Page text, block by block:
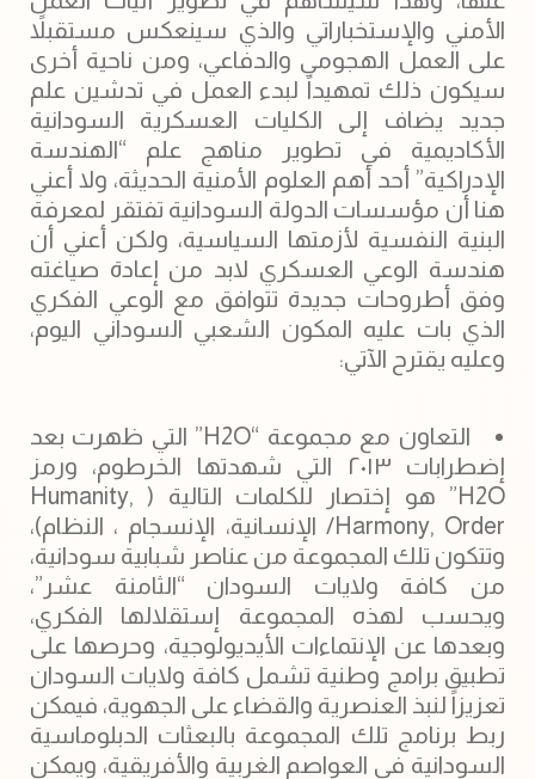
الأمني والإستخباراتي والذي سينعكس مستقبلاً
على العمل الهجومي والدفاعي، ومن ناحية أخرى
سيكون ذلك تمهيداً لبدء العمل في تدشين علم
جديد يضاف إلى الكليات العسكرية السودانية
الأكاديمية في تطوير مناهج علم “الهندسة
الإدراكية” أحد أهم العلوم الأمنية الحديثة، ولا أعني
هنا أن مؤسسات الدولة السودانية تفتقر لمعرفة
البنية النفسية لأزمتها السياسية، ولكن أعني أن
هندسة الوعي العسكري لابد من إعادة صياغته
وفق أطروحات جديدة تتوافق مع الوعي الفكري
الذي بات عليه المكون الشعبي السوداني اليوم،
وعليه يقترح الآتي:
التعاون مع مجموعة “H2O” التي ظهرت بعد
إضطرابات ٢٠١٣ التي شهدتها الخرطوم، ورمز
H2O” هو إختصار للكلمات التالية ( Humanity,
Harmony, Order/ الإنسانية، الإنسجام ، النظام)،
وتتكون تلك المجموعة من عناصر شبابية سودانية،
من كافة ولايات السودان “الثامنة عشر”،
ويحسب لهذه المجموعة إستقلالها الفكري،
وبعدها عن الإنتماءات الأيديولوجية، وحرصها على
تطبيق برامج وطنية تشمل كافة ولايات السودان
تعزيزاً لنبذ العنصرية والقضاء على الجهوية، فيمكن
ربط برنامج تلك المجموعة بالبعثات الدبلوماسية
السودانية في العواصم الغربية والأفريقية، ويمكن